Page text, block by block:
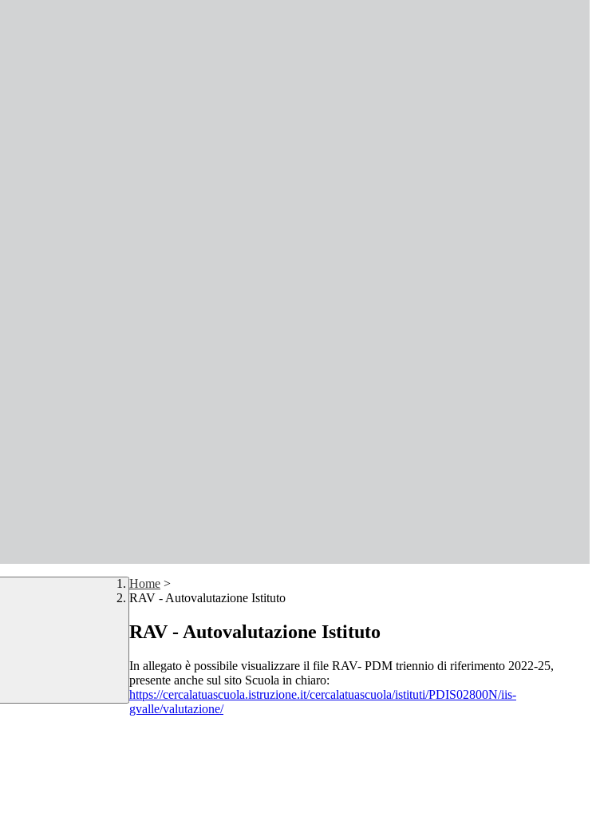
Home >
RAV - Autovalutazione Istituto
RAV - Autovalutazione Istituto
In allegato è possibile visualizzare il file RAV- PDM triennio di riferimento 2022-25,
presente anche sul sito Scuola in chiaro:
https://cercalatuascuola.istruzione.it/cercalatuascuola/istituti/PDIS02800N/iis-
gvalle/valutazione/